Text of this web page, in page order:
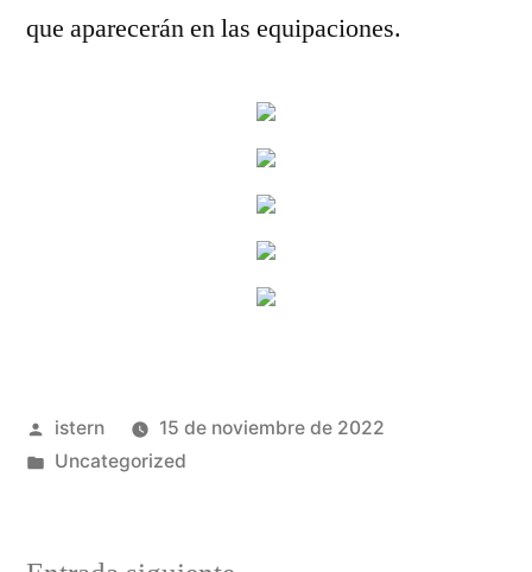
que aparecerán en las equipaciones.
Publicado
por
istern
15 de noviembre de 2022
Publicado
Uncategorized